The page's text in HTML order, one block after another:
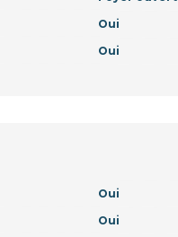
Oui
Oui
Oui
Oui